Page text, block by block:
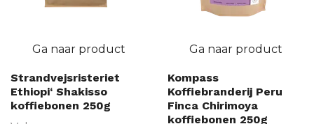
Ga naar product
Strandvejsristeriet
Ethiopi‘ Shakisso
koffiebonen 250g
Ga naar product
Kompass
Koffiebranderij Peru
Finca Chirimoya
koffiebonen 250g